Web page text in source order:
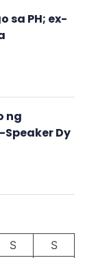
sa PH; ex-
ng
Dy
S S